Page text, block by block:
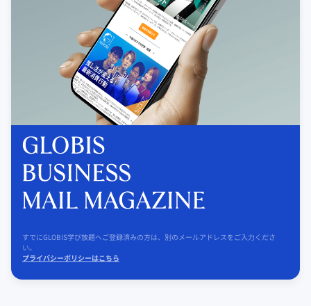
すでにGLOBIS学び放題へご登録済みの方は、別のメールアドレスをご入力くださ
い。
プライバシーポリシーはこちら